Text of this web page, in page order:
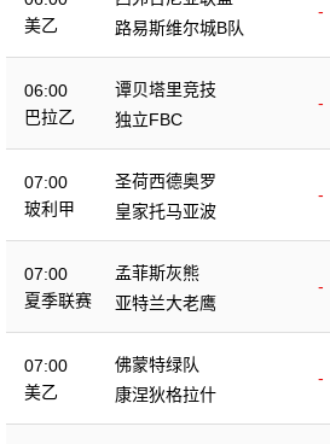
美乙
-
路易斯维尔城B队
06:00
巴拉乙
谭贝塔里竞技
-
独立FBC
07:00
玻利甲
圣荷西德奥罗
-
皇家托马亚波
07:00
夏季联赛
孟菲斯灰熊
-
亚特兰大老鹰
07:00
美乙
佛蒙特绿队
-
康涅狄格拉什